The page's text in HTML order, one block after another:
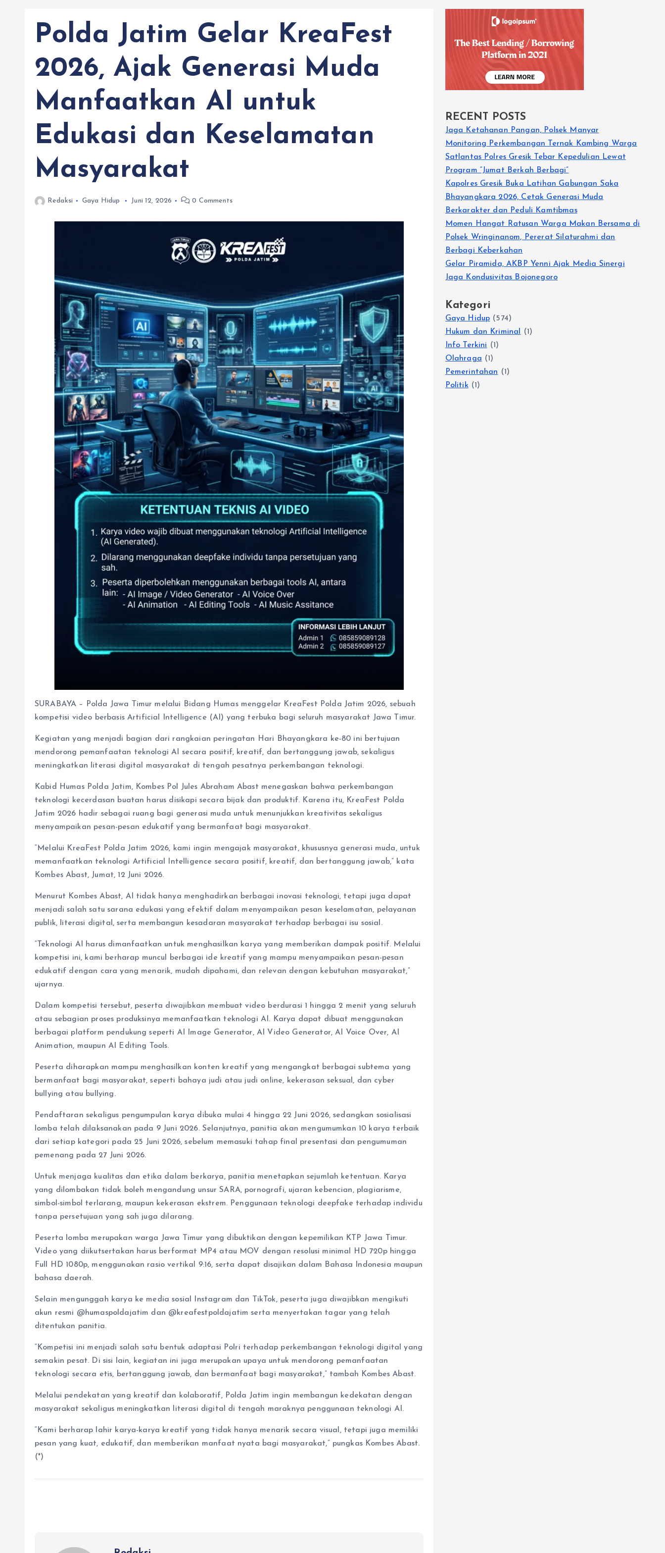
Polda Jatim Gelar KreaFest
2026, Ajak Generasi Muda
Manfaatkan AI untuk
Edukasi dan Keselamatan
Masyarakat
Redaksi Gaya Hidup Juni 12, 2026 0 Comments
SURABAYA – Polda Jawa Timur melalui Bidang Humas menggelar KreaFest Polda Jatim 2026, sebuah
kompetisi video berbasis Artificial Intelligence (AI) yang terbuka bagi seluruh masyarakat Jawa Timur.
Kegiatan yang menjadi bagian dari rangkaian peringatan Hari Bhayangkara ke-80 ini bertujuan
mendorong pemanfaatan teknologi AI secara positif, kreatif, dan bertanggung jawab, sekaligus
meningkatkan literasi digital masyarakat di tengah pesatnya perkembangan teknologi.
Kabid Humas Polda Jatim, Kombes Pol Jules Abraham Abast menegaskan bahwa perkembangan
teknologi kecerdasan buatan harus disikapi secara bijak dan produktif. Karena itu, KreaFest Polda
Jatim 2026 hadir sebagai ruang bagi generasi muda untuk menunjukkan kreativitas sekaligus
menyampaikan pesan-pesan edukatif yang bermanfaat bagi masyarakat.
“Melalui KreaFest Polda Jatim 2026, kami ingin mengajak masyarakat, khususnya generasi muda, untuk
memanfaatkan teknologi Artificial Intelligence secara positif, kreatif, dan bertanggung jawab,” kata
Kombes Abast, Jumat, 12 Juni 2026.
Menurut Kombes Abast, AI tidak hanya menghadirkan berbagai inovasi teknologi, tetapi juga dapat
menjadi salah satu sarana edukasi yang efektif dalam menyampaikan pesan keselamatan, pelayanan
publik, literasi digital, serta membangun kesadaran masyarakat terhadap berbagai isu sosial.
“Teknologi AI harus dimanfaatkan untuk menghasilkan karya yang memberikan dampak positif. Melalui
kompetisi ini, kami berharap muncul berbagai ide kreatif yang mampu menyampaikan pesan-pesan
edukatif dengan cara yang menarik, mudah dipahami, dan relevan dengan kebutuhan masyarakat,”
ujarnya.
Dalam kompetisi tersebut, peserta diwajibkan membuat video berdurasi 1 hingga 2 menit yang seluruh
atau sebagian proses produksinya memanfaatkan teknologi AI. Karya dapat dibuat menggunakan
berbagai platform pendukung seperti AI Image Generator, AI Video Generator, AI Voice Over, AI
Animation, maupun AI Editing Tools.
Peserta diharapkan mampu menghasilkan konten kreatif yang mengangkat berbagai subtema yang
bermanfaat bagi masyarakat, seperti bahaya judi atau judi online, kekerasan seksual, dan cyber
bullying atau bullying.
Pendaftaran sekaligus pengumpulan karya dibuka mulai 4 hingga 22 Juni 2026, sedangkan sosialisasi
lomba telah dilaksanakan pada 9 Juni 2026. Selanjutnya, panitia akan mengumumkan 10 karya terbaik
dari setiap kategori pada 25 Juni 2026, sebelum memasuki tahap final presentasi dan pengumuman
pemenang pada 27 Juni 2026.
Untuk menjaga kualitas dan etika dalam berkarya, panitia menetapkan sejumlah ketentuan. Karya
yang dilombakan tidak boleh mengandung unsur SARA, pornografi, ujaran kebencian, plagiarisme,
simbol-simbol terlarang, maupun kekerasan ekstrem. Penggunaan teknologi deepfake terhadap individu
tanpa persetujuan yang sah juga dilarang.
Peserta lomba merupakan warga Jawa Timur yang dibuktikan dengan kepemilikan KTP Jawa Timur.
Video yang diikutsertakan harus berformat MP4 atau MOV dengan resolusi minimal HD 720p hingga
Full HD 1080p, menggunakan rasio vertikal 9:16, serta dapat disajikan dalam Bahasa Indonesia maupun
bahasa daerah.
Selain mengunggah karya ke media sosial Instagram dan TikTok, peserta juga diwajibkan mengikuti
akun resmi @humaspoldajatim dan @kreafestpoldajatim serta menyertakan tagar yang telah
ditentukan panitia.
“Kompetisi ini menjadi salah satu bentuk adaptasi Polri terhadap perkembangan teknologi digital yang
semakin pesat. Di sisi lain, kegiatan ini juga merupakan upaya untuk mendorong pemanfaatan
teknologi secara etis, bertanggung jawab, dan bermanfaat bagi masyarakat,” tambah Kombes Abast.
Melalui pendekatan yang kreatif dan kolaboratif, Polda Jatim ingin membangun kedekatan dengan
masyarakat sekaligus meningkatkan literasi digital di tengah maraknya penggunaan teknologi AI.
“Kami berharap lahir karya-karya kreatif yang tidak hanya menarik secara visual, tetapi juga memiliki
pesan yang kuat, edukatif, dan memberikan manfaat nyata bagi masyarakat,” pungkas Kombes Abast.
(*)
RECENT POSTS
Jaga Ketahanan Pangan, Polsek Manyar
Monitoring Perkembangan Ternak Kambing Warga
Satlantas Polres Gresik Tebar Kepedulian Lewat
Program “Jumat Berkah Berbagi”
Kapolres Gresik Buka Latihan Gabungan Saka
Bhayangkara 2026, Cetak Generasi Muda
Berkarakter dan Peduli Kamtibmas
Momen Hangat Ratusan Warga Makan Bersama di
Polsek Wringinanom, Pererat Silaturahmi dan
Berbagi Keberkahan
Gelar Piramida, AKBP Yenni Ajak Media Sinergi
Jaga Kondusivitas Bojonegoro
Kategori
Gaya Hidup (574)
Hukum dan Kriminal
(1)
Info Terkini (1)
Olahraga (1)
Pemerintahan (1)
Politik (1)